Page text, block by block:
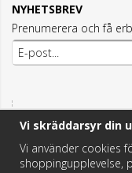
NYHETSBREV
Prenumerera och få
Här hittar du
Vi skräddarsyr din
Vi använder cookies
shoppingupplevelse,